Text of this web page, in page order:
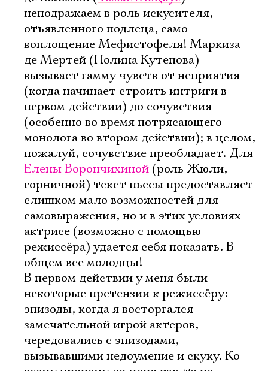
неподражаем в роль искусителя,
отъявленного подлеца, само
воплощение Мефистофеля! Маркиза
де Мертей (Полина Кутепова)
вызывает гамму чувств от неприятия
(когда начинает строить интриги в
первом действии) до сочувствия
(особенно во время потрясающего
монолога во втором действии); в целом,
пожалуй, сочувствие преобладает. Для
Елены Ворончихиной (роль Жюли,
горничной) текст пьесы предоставляет
слишком мало возможностей для
самовыражения, но и в этих условиях
актрисе (возможно с помощью
режиссёра) удается себя показать. В
общем все молодцы!
В первом действии у меня были
некоторые претензии к режиссёру:
эпизоды, когда я восторгался
замечательной игрой актеров,
чередовались с эпизодами,
вызывавшими недоумение и скуку. Ко